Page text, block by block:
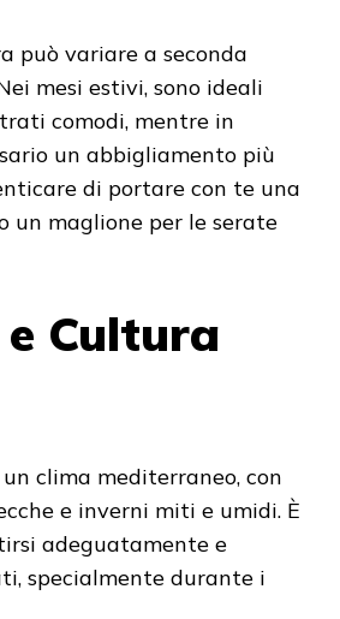
può variare a seconda
mesi estivi, sono ideali
comodi, mentre in
un abbigliamento più
di portare con te una
un maglione per le serate
Cultura
clima mediterraneo, con
e inverni miti e umidi. È
adeguatamente e
specialmente durante i